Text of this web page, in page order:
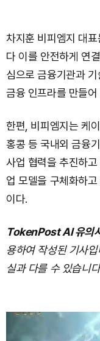
차지훈 비피엠지 대
다 이를 안전하게 연
심으로 금융기관과
금융 인프라를 만들
한편, 비피엠지는 케
홍콩 등 국내외 금융
사업 협력을 추진하
업 모델을 구체화하
이다.
TokenPost AI 유의
용하여 작성된 기사
실과 다를 수 있습니